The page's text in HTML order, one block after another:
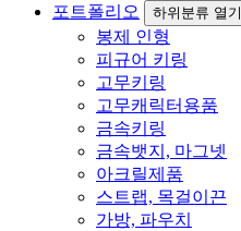
포트폴리오
하위분류 열기
봉제 인형
피규어 키링
고무키링
고무캐릭터용품
금속키링
금속뱃지, 마그넷
아크릴제품
스트랩, 목걸이끈
가방, 파우치